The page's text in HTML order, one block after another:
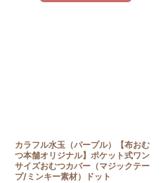
カラフル水玉（パープル）【布おむ
つ本舗オリジナル】ポケット式ワン
サイズおむつカバー（マジックテー
プ/ミンキー素材）ドット